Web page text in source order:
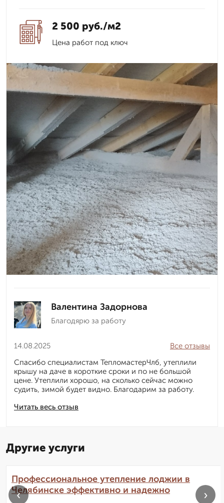
2 500 руб./м2
Цена работ под ключ
Валентина Задорнова
Благодярю за работу
14.08.2025
Читать весь отзыв
Все отзывы
Спасибо специалистам ТепломастерЧлб, утеплили
крышу на даче в короткие сроки и по не большой
цене. Утеплили хорошо, на сколько сейчас можно
судить, зимой будет видно. Благодарим за работу.
Другие услуги
Профессиональное утепление лоджии в
Челябинске эффективно и надежно
‹ ›